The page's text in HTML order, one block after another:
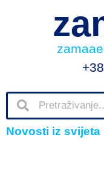
Novosti iz svijeta